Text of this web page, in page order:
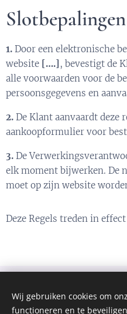
Slotbepalingen
1. Door een elektronische
website [….], bevestigt de
alle voorwaarden voor de
persoonsgegevens en
2. De Klant aanvaardt deze
aankoopformulier voor
3. De
elk moment bijwerken. De
moet op zijn website
Deze Regels treden in
Wij gebruiken cookies om
functioneren en te